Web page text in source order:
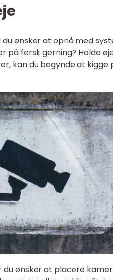
ønsker at opnå med
fersk gerning? Holde
kan du begynde at
du ønsker at placere